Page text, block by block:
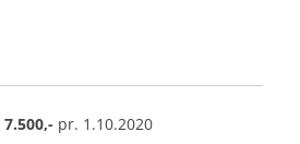
7.500,- pr. 1.10.2020